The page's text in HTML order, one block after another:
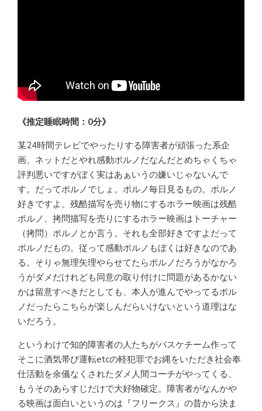
《推定睡眠時間：0分》
某24時間テレビでやったりする障害者が頑張った系企
画、ネットだとやれ感動ポルノだなんだとめちゃくちゃ
評判悪いですがぼく実はあぁいうの嫌いじゃないんで
す。だってポルノでしょ。ポルノ毎日見るもの。ポルノ
好きですよ。残酷描写を売り物にするホラー映画は残酷
ポルノ、拷問描写を売りにするホラー映画はトーチャー
（拷問）ポルノとか言う。それも全部好きですよだって
ポルノだもの。従って感動ポルノもぼくは好きなのであ
る。そりゃ無理矢理やらせてたらポルノだろうがなかろ
うがダメだけれども同意の取り付けに問題があるかない
かは留意すべきだとしても、本人が進んでやってるポル
ノだったらこちらが楽しんだらいけないという道理はな
いだろう。
というわけで知的障害者の人たちがバスケチーム作って
そこに酒気帯び運転etcの軽犯罪でお縄をいただき社会奉
仕活動を余儀なくされたダメ人間コーチがやってくる、
もうそのあらすじだけで大好物確定。障害者がなんかや
る映画は面白いというのは『フリークス』の昔から決ま